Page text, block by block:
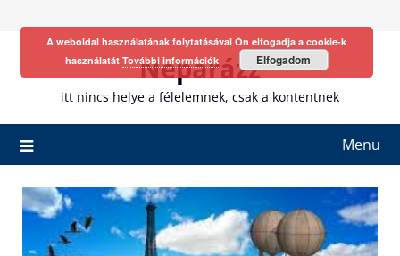
Neparázz
itt nincs helye a félelemnek, csak a kontentnek
Menu
A weboldal használatának folytatásával Ön elfogadja a cookie-k
használatát További információk Elfogadom